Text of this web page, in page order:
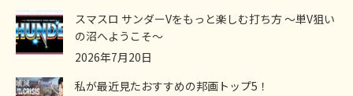
スマスロ サンダーVをもっと楽しむ打ち方 ～単V狙い
の沼へようこそ～
2026年7月20日
私が最近見たおすすめの邦画トップ5！